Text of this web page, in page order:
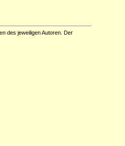
des jeweiligen Autoren. Der